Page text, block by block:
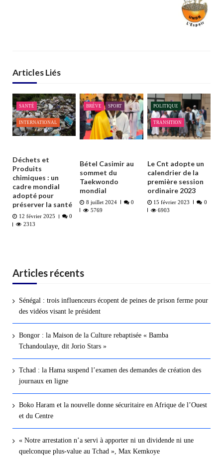
Articles Liés
SANTÉ
INTERNATIONAL
Déchets et
Produits
chimiques : un
cadre mondial
adopté pour
préserver la santé
12 février 2025
0
2313
BRÈVE SPORT
Bétel Casimir au
sommet du
Taekwondo
mondial
8 juillet 2024
0
5769
POLITIQUE
TRANSITION
Le Cnt adopte un
calendrier de la
première session
ordinaire 2023
15 février 2023
0
6903
Articles récents
Sénégal : trois influenceurs écopent de peines de prison ferme pour
des vidéos visant le président
Bongor : la Maison de la Culture rebaptisée « Bamba
Tchandoulaye, dit Jorio Stars »
Tchad : la Hama suspend l’examen des demandes de création des
journaux en ligne
Boko Haram et la nouvelle donne sécuritaire en Afrique de l’Ouest
et du Centre
« Notre arrestation n’a servi à apporter ni un dividende ni une
quelconque plus-value au Tchad », Max Kemkoye